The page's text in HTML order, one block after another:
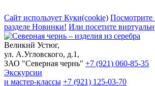
Сайт использует Куки(cookie) Посмотрите
разделе Новинки! Или посетите
Великий Устюг,
ул. А.Угловского, д.1,
ЗАО "Северная чернь" +7 (921) 060-85-35
Экскурсии
и мастер-классы +7 (921) 125-03-70